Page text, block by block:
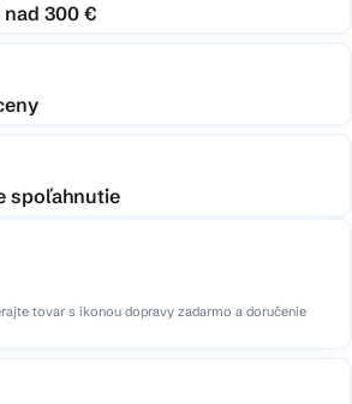
nad 300 €
spoľahnutie
tovar s ikonou dopravy zadarmo a doručenie